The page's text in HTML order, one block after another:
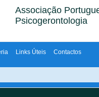
Associação
Psicogerontologia
Links Úteis Contactos